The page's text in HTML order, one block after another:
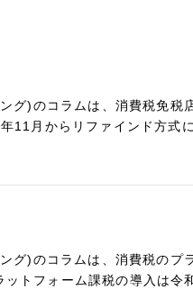
グ)のコラムは、消費税免税
11月からリファインド方式
グ)のコラムは、消費税のプ
トフォーム課税の導入は令